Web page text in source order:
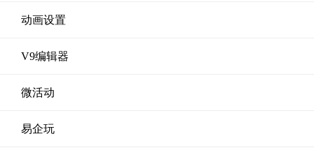
动画设置
V9编辑器
微活动
易企玩